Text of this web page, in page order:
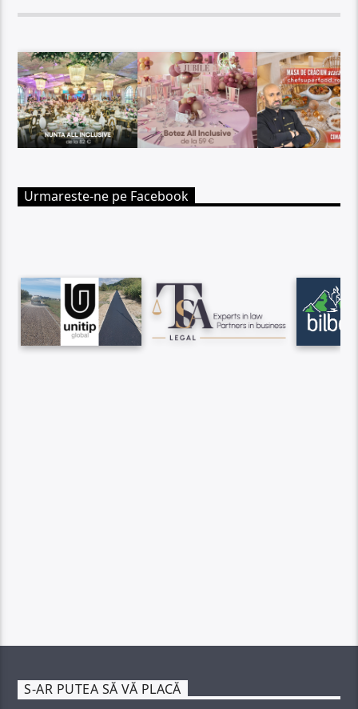
Urmareste-ne pe Facebook
S-AR PUTEA SĂ VĂ PLACĂ